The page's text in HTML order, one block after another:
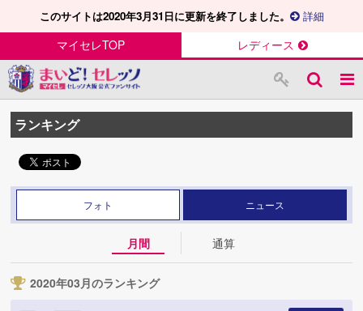
このサイトは2020年3月31日に更新を終了しました。 詳細
マイセレTOP レディース
ランキング
フォト ニュース
月間 通算
2020年03月のランキング